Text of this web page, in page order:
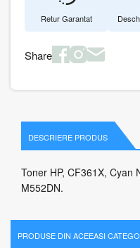
Retur Garantat
Share
DESCRIERE PRODUS
Toner HP, CF361X, Cyan
M552DN.
PRODUSE DIN ACEEASI